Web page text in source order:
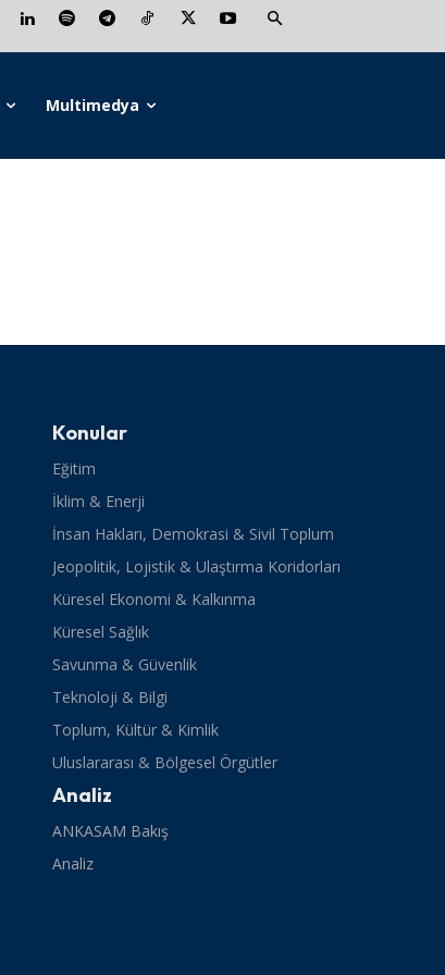
Multimedya
Konular
Eğitim
İklim & Enerji
İnsan Hakları, Demokrasi & Sivil Toplum
Jeopolitik, Lojistik & Ulaştırma Koridorları
Küresel Ekonomi & Kalkınma
Küresel Sağlık
Savunma & Güvenlik
Teknoloji & Bilgi
Toplum, Kültür & Kimlik
Uluslararası & Bölgesel Örgütler
Analiz
ANKASAM Bakış
Analiz